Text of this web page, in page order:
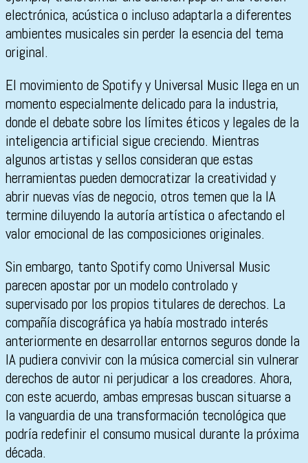
electrónica, acústica o incluso adaptarla a diferentes
ambientes musicales sin perder la esencia del tema
original.
El movimiento de Spotify y Universal Music llega en un
momento especialmente delicado para la industria,
donde el debate sobre los límites éticos y legales de la
inteligencia artificial sigue creciendo. Mientras
algunos artistas y sellos consideran que estas
herramientas pueden democratizar la creatividad y
abrir nuevas vías de negocio, otros temen que la IA
termine diluyendo la autoría artística o afectando el
valor emocional de las composiciones originales.
Sin embargo, tanto Spotify como Universal Music
parecen apostar por un modelo controlado y
supervisado por los propios titulares de derechos. La
compañía discográfica ya había mostrado interés
anteriormente en desarrollar entornos seguros donde la
IA pudiera convivir con la música comercial sin vulnerar
derechos de autor ni perjudicar a los creadores. Ahora,
con este acuerdo, ambas empresas buscan situarse a
la vanguardia de una transformación tecnológica que
podría redefinir el consumo musical durante la próxima
década.